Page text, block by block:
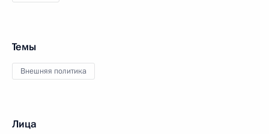
Темы
Внешняя политика
Лица